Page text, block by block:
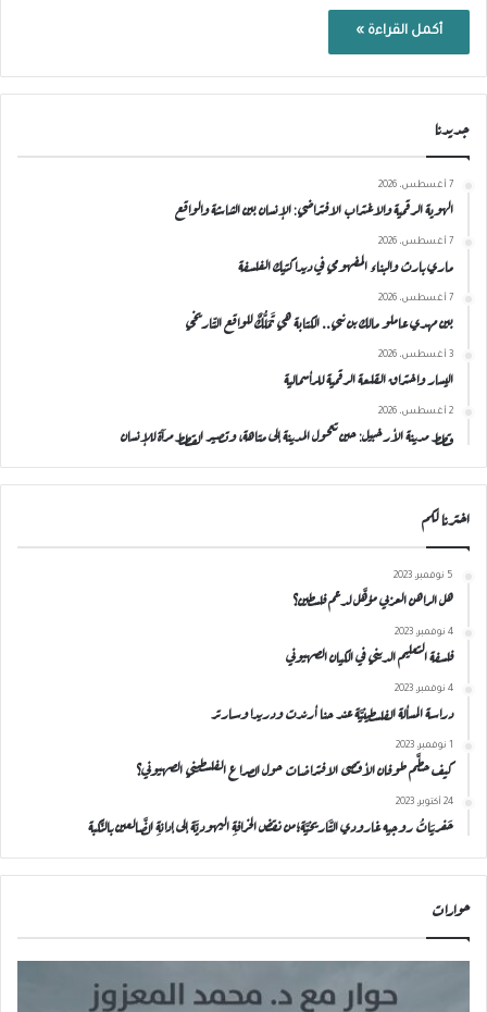
أكمل القراءة »
جديدنا
7 أغسطس، 2026
الهوية الرقمية والاغتراب الافتراضي: الإنسان بين الشاشة والواقع
7 أغسطس، 2026
ماري بارث والبناء المفهومي في ديداكتيك الفلسفة
7 أغسطس، 2026
بين مهدي عاملو مالك بن نبي.. الكتابة هي تَمَلُّكٌ للواقع التّاريخي
3 أغسطس، 2026
اليسار واختراق القلعة الرقمية للرأسمالية
2 أغسطس، 2026
قطط مدينة الأرخبيل: حين تتحول المدينة إلى متاهة، وتصير القطط مرآة للإنسان
اخترنا لكم
5 نوفمبر، 2023
هل الراهن العربي مؤهَّل لدعم فلسطين؟
4 نوفمبر، 2023
فلسفة التعليم الديني في الكيان الصهيوني
4 نوفمبر، 2023
دراسة المسألة الفلسطينيَّة عند حنا أرندت ودريدا وسارتر
1 نوفمبر، 2023
كيف حطَّم طوفان الأقصى الافتراضات حول الصراع الفلسطيني الصهيوني؟
24 أكتوبر، 2023
حَفريَاتُ روجيه غارودي التَّاريخيَّة؛من نقضِ الخرافةِ اليهوديَّة إلى إدانةِ الضَّالعين بالنَّكبة
حوارات